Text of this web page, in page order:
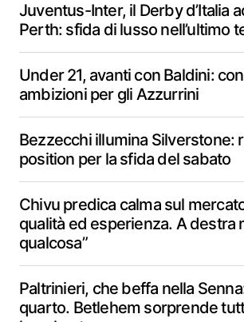
Juventus-Inter, il Derby d’Italia
Perth: sfida di lusso nell’ultimo
Under 21, avanti con Baldini:
ambizioni per gli Azzurrini
Bezzecchi illumina Silverstone:
position per la sfida del sabato
Chivu predica calma sul
qualità ed esperienza. A destra
qualcosa”
Paltrinieri, che beffa nella
quarto. Betlehem sorprende